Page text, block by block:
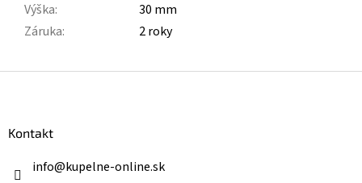
Výška:
30 mm
Záruka: 2 roky
Kontakt
info@kupelne-online.sk